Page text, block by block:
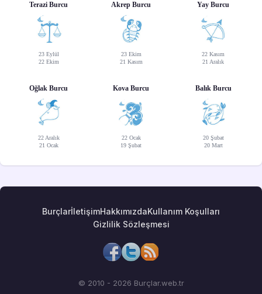
Terazi Burcu
23 Eylül
22 Ekim
Akrep Burcu
23 Ekim
21 Kasım
Yay Burcu
22 Kasım
21 Aralık
Oğlak Burcu
22 Aralık
21 Ocak
Kova Burcu
22 Ocak
19 Şubat
Balık Burcu
20 Şubat
20 Mart
BurçlarİletişimHakkımızdaKullanım Koşulları
Gizlilik Sözleşmesi
© 2010 - 2026 Burçlar.web.tr